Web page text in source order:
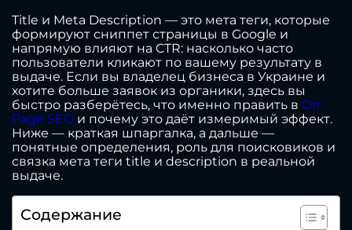
Title и Meta Description — это мета теги, которые
формируют сниппет страницы в Google и
напрямую влияют на CTR: насколько часто
пользователи кликают по вашему результату в
выдаче. Если вы владелец бизнеса в Украине и
хотите больше заявок из органики, здесь вы
быстро разберётесь, что именно править в On-
Page SEO и почему это даёт измеримый эффект.
Ниже — краткая шпаргалка, а дальше —
понятные определения, роль для поисковиков и
связка мета теги title и description в реальной
выдаче.
Содержание